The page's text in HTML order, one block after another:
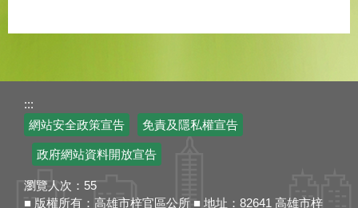
:::
網站安全政策宣告
免責及隱私權宣告
政府網站資料開放宣告
瀏覽人次： 55
■ 版權所有：高雄市梓官區公所 ■ 地址：82641 高雄市梓